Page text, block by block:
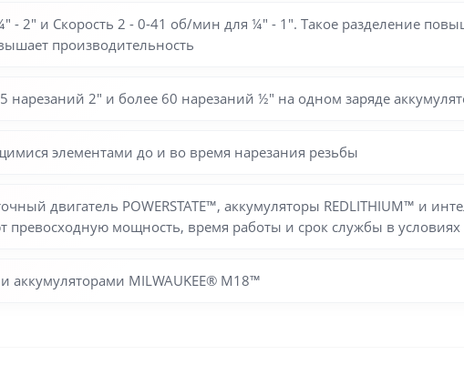
2″ и Скорость 2 - 0-41 об/мин для ¼″ - 1″. Такое разделение
производительность
2″ и более 60 нарезаний ½″ на одном заряде
элементами до и во время нарезания резьбы
двигатель POWERSTATE™, аккумуляторы REDLITHIUM™ и
превосходную мощность, время работы и срок службы в
аккумуляторами MILWAUKEE® M18™